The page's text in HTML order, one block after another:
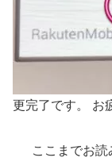
更完了です。 お
ここまでお読